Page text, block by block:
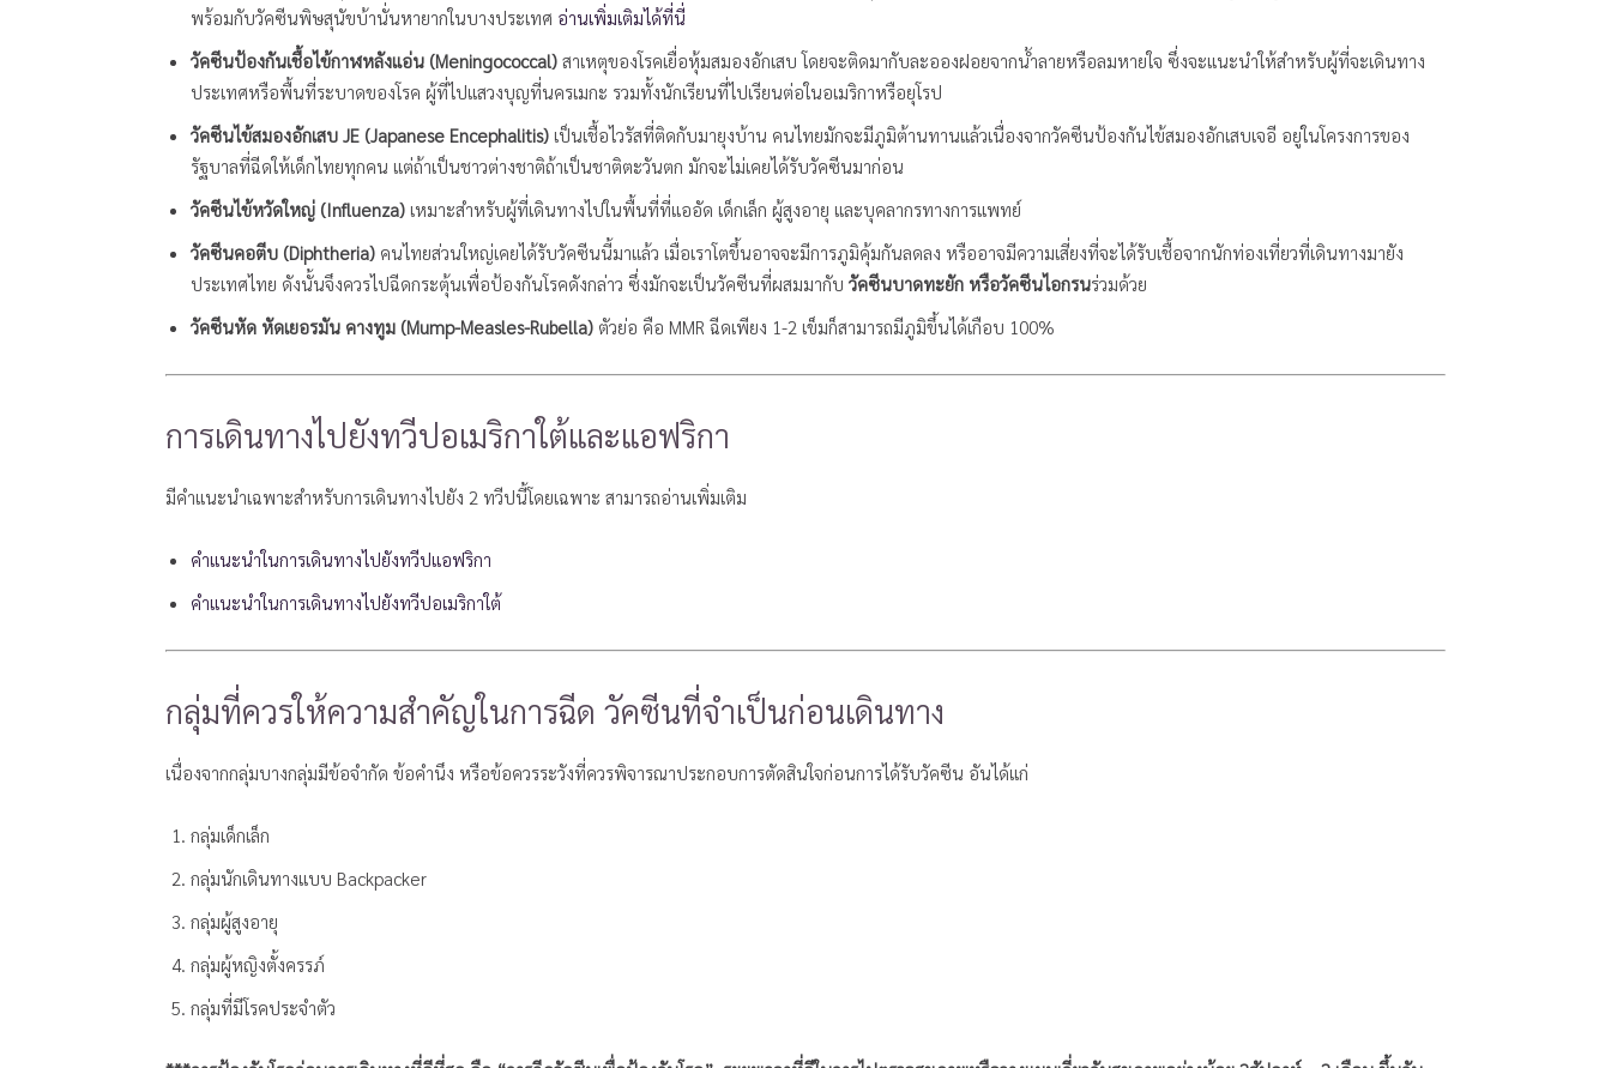
พร้อมกับวัคซีนพิษสุนัขบ้านั่นหายากในบางประเทศ อ่านเพิ่มเติมได้ที่นี่
วัคซีนป้องกันเชื้อไข้กาฬหลังแอ่น (Meningococcal) สาเหตุของโรคเยื่อหุ้มสมองอักเสบ โดยจะติดมากับละอองฝอยจากน้ำลายหรือลมหายใจ ซึ่งจะแนะนำให้สำหรับผู้ที่จะเดินทาง
ประเทศหรือพื้นที่ระบาดของโรค ผู้ที่ไปแสวงบุญที่นครเมกะ รวมทั้งนักเรียนที่ไปเรียนต่อในอเมริกาหรือยุโรป
วัคซีนไข้สมองอักเสบ JE (Japanese Encephalitis) เป็นเชื้อไวรัสที่ติดกับมายุงบ้าน คนไทยมักจะมีภูมิต้านทานแล้วเนื่องจากวัคซีนป้องกันไข้สมองอักเสบเจอี อยู่ในโครงการของ
รัฐบาลที่ฉีดให้เด็กไทยทุกคน แต่ถ้าเป็นชาวต่างชาติถ้าเป็นชาติตะวันตก มักจะไม่เคยได้รับวัคซีนมาก่อน
วัคซีนไข้หวัดใหญ่ (Influenza) เหมาะสำหรับผู้ที่เดินทางไปในพื้นที่ที่แออัด เด็กเล็ก ผู้สูงอายุ และบุคลากรทางการแพทย์
วัคซีนคอตีบ (Diphtheria) คนไทยส่วนใหญ่เคยได้รับวัคซีนนี้มาแล้ว เมื่อเราโตขึ้นอาจจะมีการภูมิคุ้มกันลดลง หรืออาจมีความเสี่ยงที่จะได้รับเชื้อจากนักท่องเที่ยวที่เดินทางมายัง
ประเทศไทย ดังนั้นจึงควรไปฉีดกระตุ้นเพื่อป้องกันโรคดังกล่าว ซึ่งมักจะเป็นวัคซีนที่ผสมมากับ วัคซีนบาดทะยัก หรือวัคซีนไอกรนร่วมด้วย
วัคซีนหัด หัดเยอรมัน คางทูม (Mump-Measles-Rubella) ตัวย่อ คือ MMR ฉีดเพียง 1-2 เข็มก็สามารถมีภูมิขึ้นได้เกือบ 100%
การเดินทางไปยังทวีปอเมริกาใต้และแอฟริกา
มีคำแนะนำเฉพาะสำหรับการเดินทางไปยัง 2 ทวีปนี้โดยเฉพาะ สามารถอ่านเพิ่มเติม
คำแนะนำในการเดินทางไปยังทวีปแอฟริกา
คำแนะนำในการเดินทางไปยังทวีปอเมริกาใต้
กลุ่มที่ควรให้ความสำคัญในการฉีด วัคซีนที่จำเป็นก่อนเดินทาง
เนื่องจากกลุ่มบางกลุ่มมีข้อจำกัด ข้อคำนึง หรือข้อควรระวังที่ควรพิจารณาประกอบการตัดสินใจก่อนการได้รับวัคซีน อันได้แก่
กลุ่มเด็กเล็ก
กลุ่มนักเดินทางแบบ Backpacker
กลุ่มผู้สูงอายุ
กลุ่มผู้หญิงตั้งครรภ์
กลุ่มที่มีโรคประจำตัว